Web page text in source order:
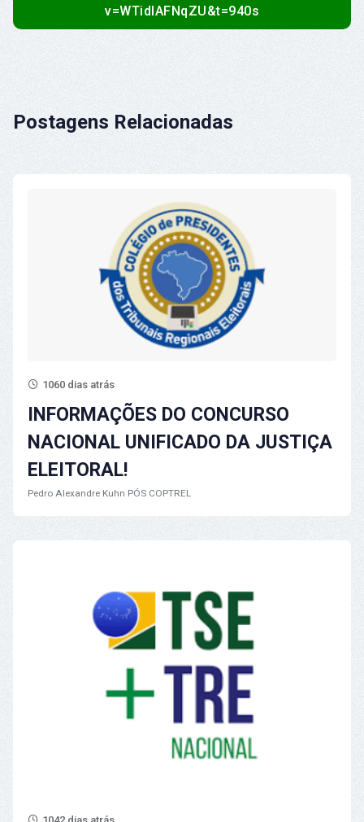
v=WTidlAFNqZU&t=940s
Postagens Relacionadas
1060 dias atrás
INFORMAÇÕES DO CONCURSO
NACIONAL UNIFICADO DA JUSTIÇA
ELEITORAL!
Pedro Alexandre Kuhn PÓS COPTREL